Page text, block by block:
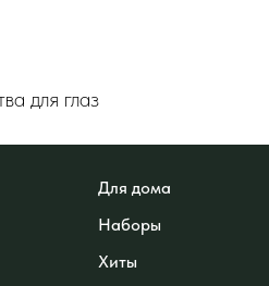
для глаз
Для дома
Наборы
Хиты